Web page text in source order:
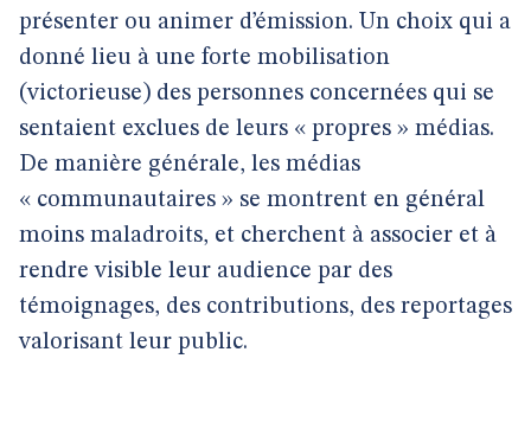
présenter ou animer d’émission. Un choix qui a
donné lieu à une forte mobilisation
(victorieuse) des personnes concernées qui se
sentaient exclues de leurs « propres » médias.
De manière générale, les médias
« communautaires » se montrent en général
moins maladroits, et cherchent à associer et à
rendre visible leur audience par des
témoignages, des contributions, des reportages
valorisant leur public.